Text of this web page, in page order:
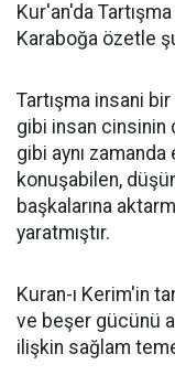
Kur'an'da
Karaboğa özetle
Tartışma insani
gibi insan cinsinin
gibi aynı zamanda
konuşabilen,
başkalarına
yaratmıştır.
Kuran-ı Kerim'in
ve beşer gücünü
ilişkin sağlam